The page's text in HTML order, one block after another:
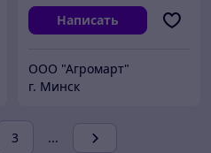
Написать
ООО "Агромарт"
г. Минск
3 ...